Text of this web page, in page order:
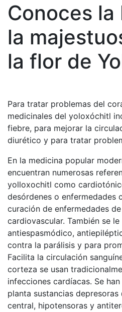
Conoces
la
la flor de
Para tratar problemas del
medicinales del yoloxóchitl
fiebre, para mejorar la
diurético y para tratar
En la medicina popular
encuentran numerosas
yolloxochitl como
desórdenes o enfermedades
curación de enfermedades
cardiovascular. También se
antiespasmódico,
contra la parálisis y para
Facilita la circulación
corteza se usan
infecciones cardíacas. Se
planta sustancias
central, hipotensoras y